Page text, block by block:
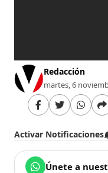
Redacción
martes, 6
Activar Notificaciones
Únete a